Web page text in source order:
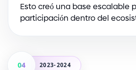
Esto creó una base escalable
participación dentro del
04 2023-2024